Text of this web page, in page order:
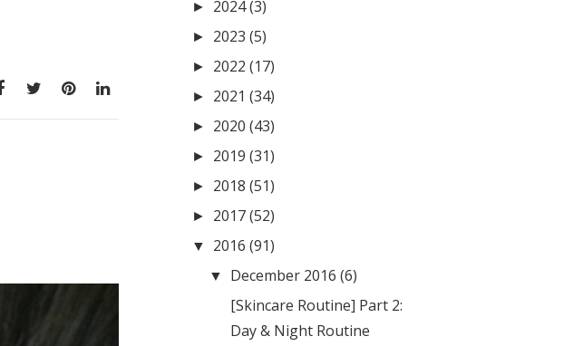
► 2024(3)
► 2023 (5)
► 2022 (17)
► 2021 (34)
► 2020 (43)
► 2019 (31)
► 2018 (51)
► 2017(52)
▼ 2016 (91)
▼ December 2016 (6)
[Skincare Routine] Part 2:
Day & Night Routine